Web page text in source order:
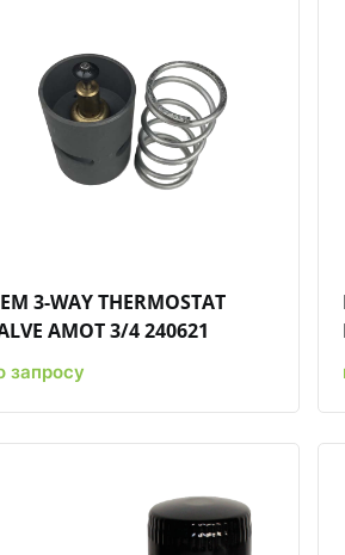
Быстрый просмотрДобавить к сравнениюДобавить в избранное
3-WAY THERMOSTAT
AMOT 3/4 240621
запросу